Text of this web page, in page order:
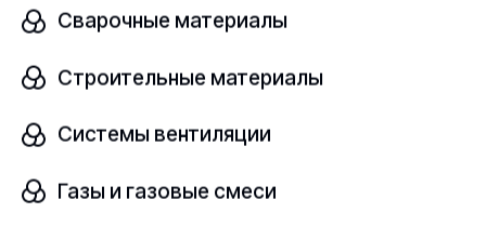
Сварочные материалы
Строительные материалы
Системы вентиляции
Газы и газовые смеси
В наличии
ВД ГОСТ 9639-71